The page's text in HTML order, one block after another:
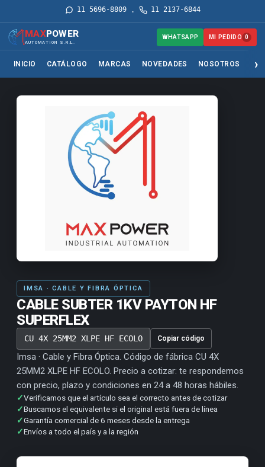
11 5696-8809· 11 2137-6844
MAXPOWER
AUTOMATION S.R.L.
INICIO CATÁLOGO MARCAS NOVEDADES NOSOTROS
WHATSAPP MI PEDIDO 0
IMSA · CABLE Y FIBRA ÓPTICA
CABLE SUBTER 1KV PAYTON HF
SUPERFLEX
CU 4X 25MM2 XLPE HF ECOLO Copiar código
Imsa · Cable y Fibra Óptica. Código de fábrica CU 4X
25MM2 XLPE HF ECOLO. Precio a cotizar: te respondemos
con precio, plazo y condiciones en 24 a 48 horas hábiles.
✓Verificamos que el artículo sea el correcto antes de cotizar
✓Buscamos el equivalente si el original está fuera de línea
✓Garantía comercial de 6 meses desde la entrega
✓Envíos a todo el país y a la región